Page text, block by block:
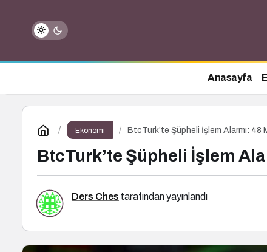
Anasayfa
Ekonomi BtcTurk’te Şüpheli İşlem Alarmı: 48
BtcTurk’te Şüpheli İşlem
Ders Ches tarafından yayınlandı